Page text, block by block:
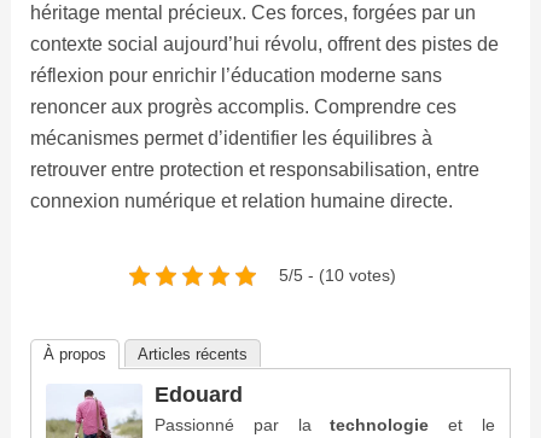
héritage mental précieux. Ces forces, forgées par un
contexte social aujourd’hui révolu, offrent des pistes de
réflexion pour enrichir l’éducation moderne sans
renoncer aux progrès accomplis. Comprendre ces
mécanismes permet d’identifier les équilibres à
retrouver entre protection et responsabilisation, entre
connexion numérique et relation humaine directe.
5/5 - (10 votes)
À propos Articles récents
Edouard
Passionné par latechnologie et le